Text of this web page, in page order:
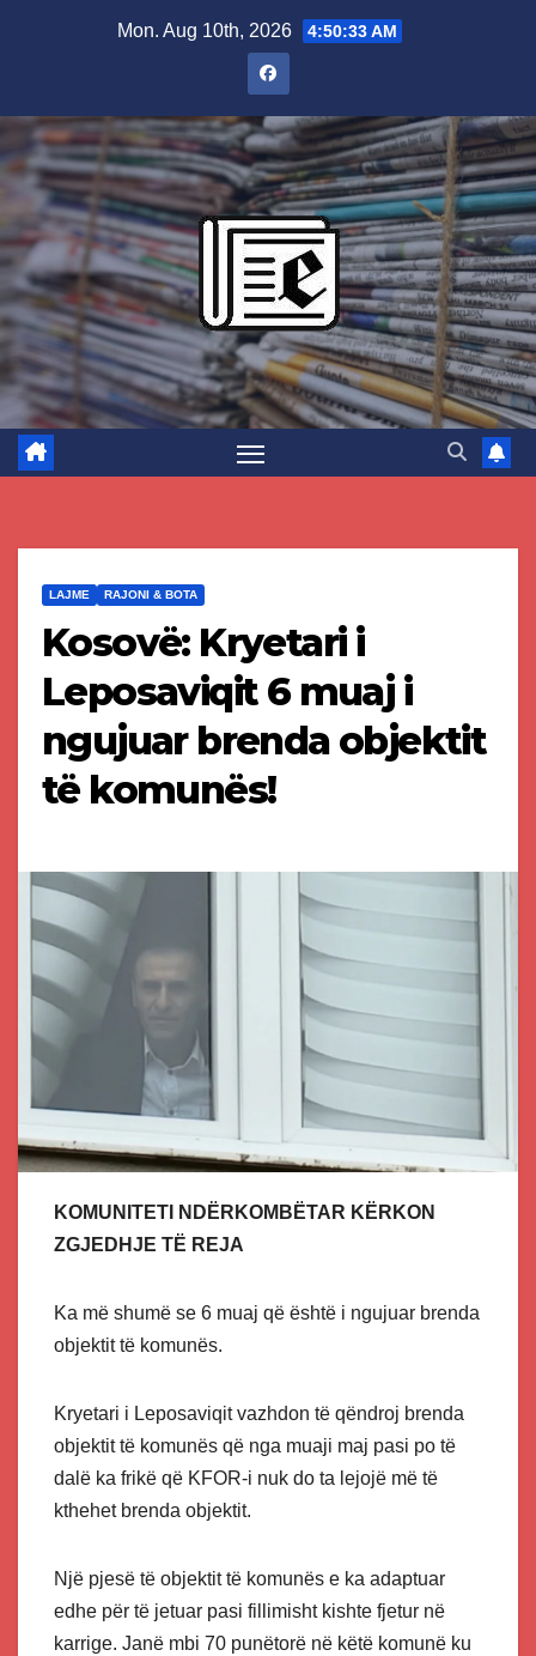
Mon. Aug 10th, 2026 4:50:34 AM
LAJME RAJONI & BOTA
Kosovë: Kryetari i
Leposaviqit 6 muaj i
ngujuar brenda objektit
të komunës!
KOMUNITETI NDËRKOMBËTAR KËRKON
ZGJEDHJE TË REJA
Ka më shumë se 6 muaj që është i ngujuar brenda
objektit të komunës.
Kryetari i Leposaviqit vazhdon të qëndroj brenda
objektit të komunës që nga muaji maj pasi po të
dalë ka frikë që KFOR-i nuk do ta lejojë më të
kthehet brenda objektit.
Një pjesë të objektit të komunës e ka adaptuar
edhe për të jetuar pasi fillimisht kishte fjetur në
karrige. Janë mbi 70 punëtorë në këtë komunë ku